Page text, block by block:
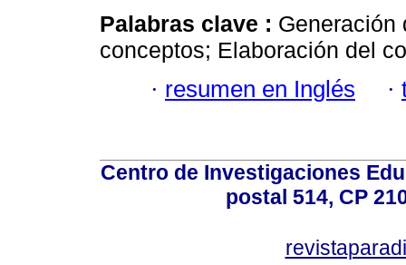
Palabras clave : Generación
conceptos; Elaboración del
· resumen en Inglés ·
Centro de Investigaciones
postal 514, CP